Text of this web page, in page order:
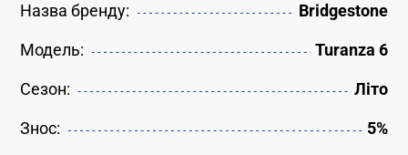
Назва бренду: Bridgestone
Модель: Turanza 6
Сезон: Літо
Знос: 5%